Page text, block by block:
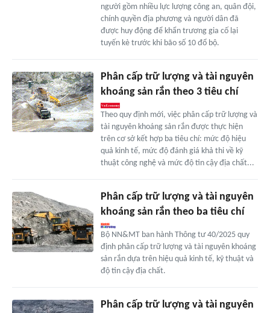
người gồm nhiều lực lượng công an, quân đội,
chính quyền địa phương và người dân đã
được huy động để khẩn trương gia cố lại
tuyến kè trước khi bão số 10 đổ bộ.
Phân cấp trữ lượng và tài nguyên
khoáng sản rắn theo 3 tiêu chí
Theo quy định mới, việc phân cấp trữ lượng và
tài nguyên khoáng sản rắn được thực hiện
trên cơ sở kết hợp ba tiêu chí: mức độ hiệu
quả kinh tế, mức độ đánh giá khả thi về kỹ
thuật công nghệ và mức độ tin cậy địa chất...
Phân cấp trữ lượng và tài nguyên
khoáng sản rắn theo ba tiêu chí
Bộ NN&MT ban hành Thông tư 40/2025 quy
định phân cấp trữ lượng và tài nguyên khoáng
sản rắn dựa trên hiệu quả kinh tế, kỹ thuật và
độ tin cậy địa chất.
Phân cấp trữ lượng và tài nguyên